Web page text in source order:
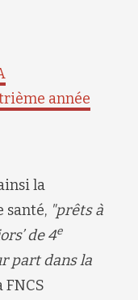
année
la
santé, "prêts à
de 4e
part dans la
FNCS